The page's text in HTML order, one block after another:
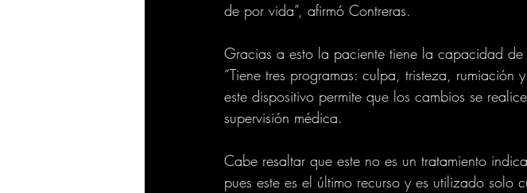
de por vida”, afirmó Contreras.
Gracias a esto la paciente tiene la capacidad
“Tiene tres programas: culpa, tristeza,
este dispositivo permite que los cambios se
supervisión médica.
Cabe resaltar que este no es un tratamiento
pues este es el último recurso y es utilizado solo